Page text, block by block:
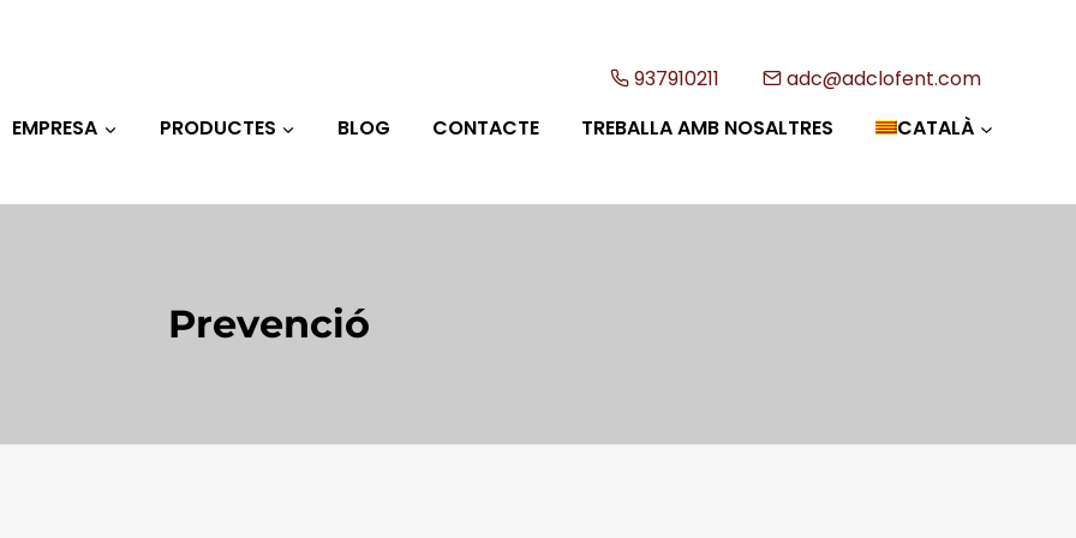
937910211
adc@adclofent.com
EMPRESA PRODUCTES BLOG CONTACTE TREBALLA AMB NOSALTRES CATALÀ
Prevenció